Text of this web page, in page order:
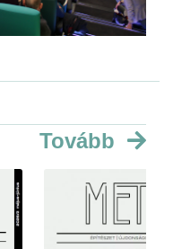
Tovább